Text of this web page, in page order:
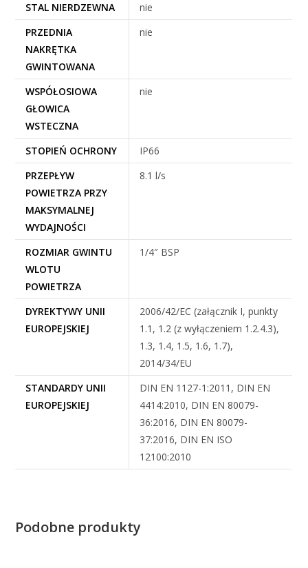
STAL NIERDZEWNA
nie
PRZEDNIA
NAKRĘTKA
GWINTOWANA
nie
WSPÓŁOSIOWA
GŁOWICA
WSTECZNA
nie
STOPIEŃ OCHRONY
IP66
PRZEPŁYW
POWIETRZA PRZY
MAKSYMALNEJ
WYDAJNOŚCI
8.1 l/s
ROZMIAR GWINTU
WLOTU
POWIETRZA
1/4″ BSP
DYREKTYWY UNII
EUROPEJSKIEJ
2006/42/EC (załącznik I, punkty
1.1, 1.2 (z wyłączeniem 1.2.4.3),
1.3, 1.4, 1.5, 1.6, 1.7),
2014/34/EU
STANDARDY UNII
EUROPEJSKIEJ
DIN EN 1127-1:2011, DIN EN
4414:2010, DIN EN 80079-
36:2016, DIN EN 80079-
37:2016, DIN EN ISO
12100:2010
Podobne produkty